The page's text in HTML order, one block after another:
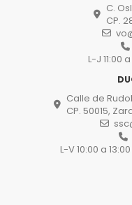
C.
CP.
L-J 11:00
Calle de
CP. 50015,
L-V 10:00 a